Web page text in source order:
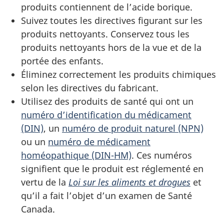
produits contiennent de l’acide borique.
Suivez toutes les directives figurant sur les
produits nettoyants. Conservez tous les
produits nettoyants hors de la vue et de la
portée des enfants.
Éliminez correctement les produits chimiques
selon les directives du fabricant.
Utilisez des produits de santé qui ont un
numéro d’identification du médicament
(DIN), un numéro de produit naturel (NPN)
ou un numéro de médicament
homéopathique (DIN-HM). Ces numéros
signifient que le produit est réglementé en
vertu de la Loi sur les aliments et drogues et
qu’il a fait l’objet d’un examen de Santé
Canada.